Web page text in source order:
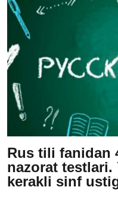
Rus tili fanidan
nazorat
kerakli sinf